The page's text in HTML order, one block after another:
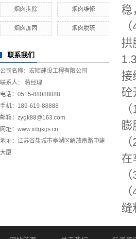
烟囱拆除 烟囱维修
烟囱加固 烟囱脱硫
联系我们
公司名称：宏顺建设工程有限公司
联系人： 蒋经理
电话： 0515-88088888
手机：189-619-88888
邮箱：zygk88@163.com
网址：www.xdgkgs.cn
地址：江苏省盐城市亭湖区解放南路中建
大厦
稳
拱
接
砼
膨
在
缝